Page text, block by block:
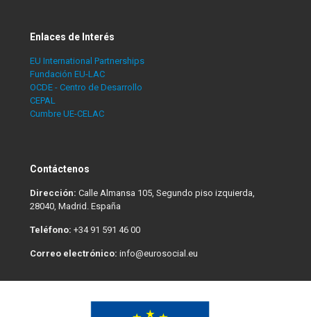
Enlaces de Interés
EU International Partnerships
Fundación EU-LAC
OCDE - Centro de Desarrollo
CEPAL
Cumbre UE-CELAC
Contáctenos
Dirección: Calle Almansa 105, Segundo piso izquierda,
28040, Madrid. España
Teléfono: +34 91 591 46 00
Correo electrónico: info@eurosocial.eu